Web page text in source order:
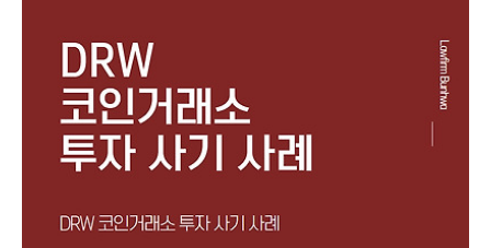
은 'NCT'라는 허위의 금 거래소 투자를 권유하면서 네이버 밴
드방, 카카오톡 단체채팅방 등을 통해 금 2분거래 등으로 고수
익을 얻을 수 있다며 피해자들에게 접근한 뒤 피해자들을 속여
투자자들로부터 투자를 유도하는 내용의 리딩방 투자사기 사
례를 설명드리려고 합니다. 제347조(사기) ①사람을 기망하
여 재물의 교부를 받거나 재산상의 이익을 취득한..